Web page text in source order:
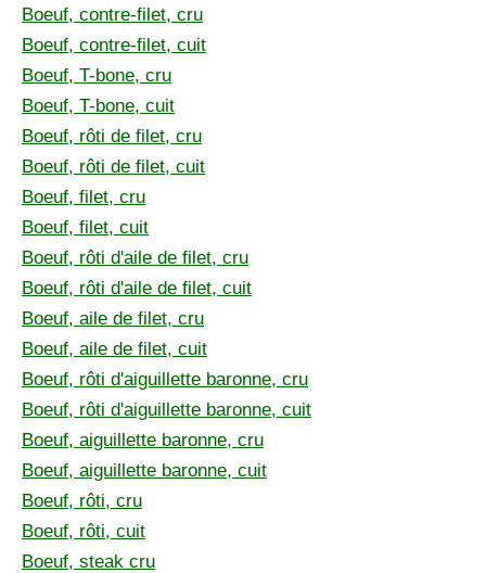
Boeuf, contre-filet, cru
Boeuf, contre-filet, cuit
Boeuf, T-bone, cru
Boeuf, T-bone, cuit
Boeuf, rôti de filet, cru
Boeuf, rôti de filet, cuit
Boeuf, filet, cru
Boeuf, filet, cuit
Boeuf, rôti d'aile de filet, cru
Boeuf, rôti d'aile de filet, cuit
Boeuf, aile de filet, cru
Boeuf, aile de filet, cuit
Boeuf, rôti d'aiguillette baronne, cru
Boeuf, rôti d'aiguillette baronne, cuit
Boeuf, aiguillette baronne, cru
Boeuf, aiguillette baronne, cuit
Boeuf, rôti, cru
Boeuf, rôti, cuit
Boeuf, steak cru